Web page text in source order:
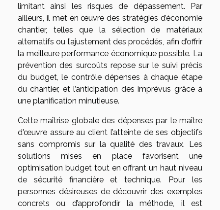
limitant ainsi les risques de dépassement. Par
ailleurs, il met en œuvre des stratégies d’économie
chantier, telles que la sélection de matériaux
alternatifs ou l’ajustement des procédés, afin d’offrir
la meilleure performance économique possible. La
prévention des surcoûts repose sur le suivi précis
du budget, le contrôle dépenses à chaque étape
du chantier, et l’anticipation des imprévus grâce à
une planification minutieuse.
Cette maîtrise globale des dépenses par le maître
d'œuvre assure au client l’atteinte de ses objectifs
sans compromis sur la qualité des travaux. Les
solutions mises en place favorisent une
optimisation budget tout en offrant un haut niveau
de sécurité financière et technique. Pour les
personnes désireuses de découvrir des exemples
concrets ou d’approfondir la méthode, il est